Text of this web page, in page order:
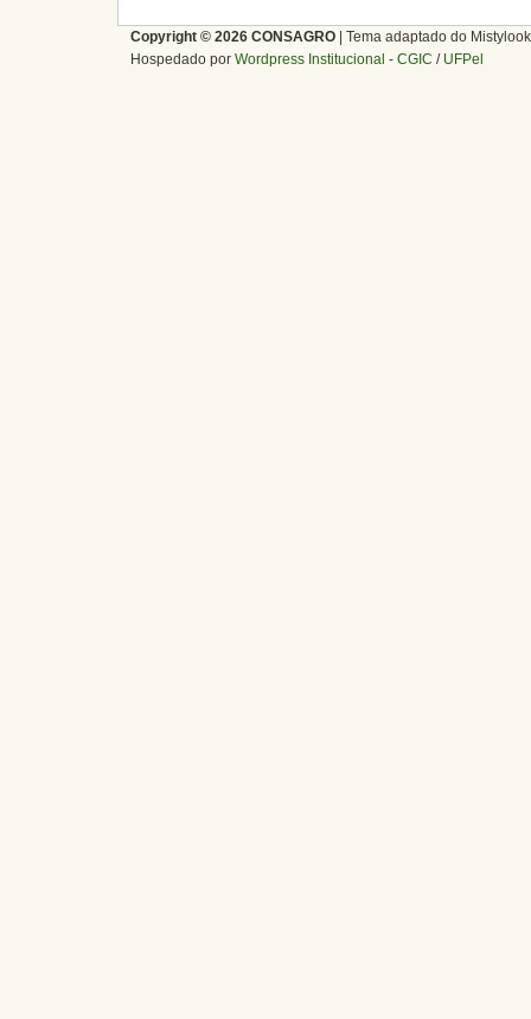
Copyright © 2026 CONSAGRO | Tema adaptado do
Hospedado por Wordpress Institucional - CGIC / UFPel